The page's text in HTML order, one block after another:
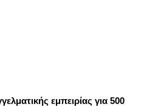
εμπειρίας για 500